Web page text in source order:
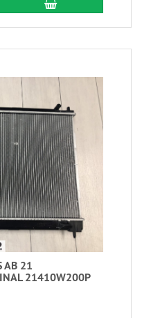
AB 21
21410W200P